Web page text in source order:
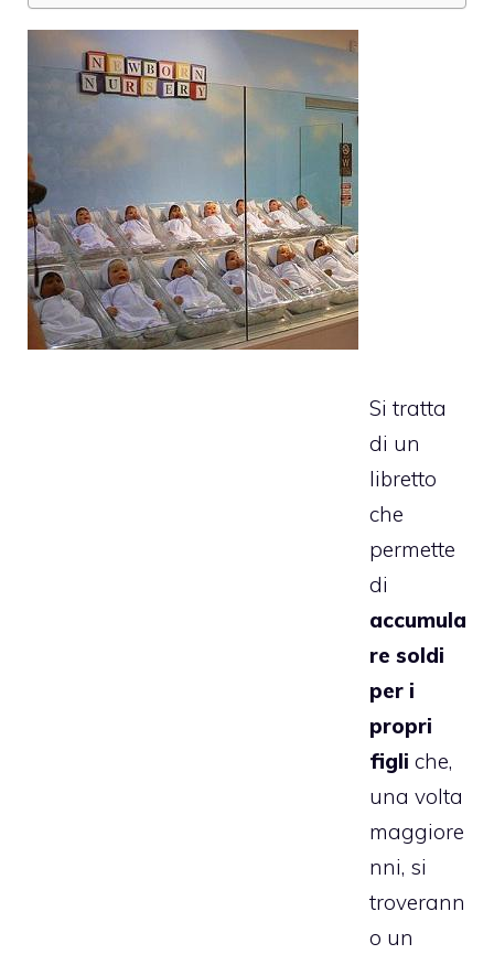
Si tratta
di un
libretto
che
permette
di
accumula
re soldi
per i
propri
figli che,
una volta
maggiore
nni, si
troverann
o un